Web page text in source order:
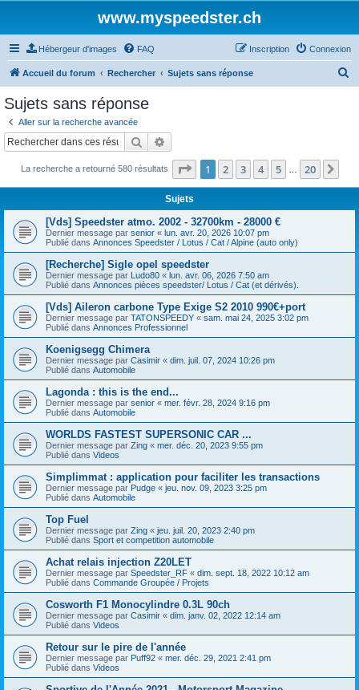
www.myspeedster.ch
Hébergeur d'images FAQ Connexion
Inscription
Accueil du forum Rechercher Sujets sans réponse
c
Sujets sans réponse
Aller sur la recherche avancée
Rechercher
La recherche a retourné 580 résultats Page 1sur20
1 2 3 4 5 20
Sujets
[Vds] Speedster atmo. 2002 - 32700km - 28000 €
Dernier message par senior « lun. avr. 20, 2026 10:07 pm
Publié dans Annonces Speedster / Lotus / Cat / Alpine (auto only)
[Recherche] Sigle opel speedster
Dernier message par Ludo80 « lun. avr. 06, 2026 7:50 am
Publié dans Annonces pièces speedster/ Lotus / Cat (et dérivés).
[Vds] Aileron carbone Type Exige S2 2010 990€+port
Dernier message par TATONSPEEDY « sam. mai 24, 2025 3:02 pm
Publié dans Annonces Professionnel
Koenigsegg Chimera
Dernier message par Casimir « dim. juil. 07, 2024 10:26 pm
Publié dans Automobile
Lagonda : this is the end...
Dernier message par senior « mer. févr. 28, 2024 9:16 pm
Publié dans Automobile
WORLDS FASTEST SUPERSONIC CAR ...
Dernier message par Zing « mer. déc. 20, 2023 9:55 pm
Publié dans Videos
Simplimmat : application pour faciliter les transactions
Dernier message par Pudge « jeu. nov. 09, 2023 3:25 pm
Publié dans Automobile
Top Fuel
Dernier message par Zing « jeu. juil. 20, 2023 2:40 pm
Publié dans Sport et competition automobile
Achat relais injection Z20LET
Dernier message par Speedster_RF « dim. sept. 18, 2022 10:12 am
Publié dans Commande Groupée / Projets
Cosworth F1 Monocylindre 0.3L 90ch
Dernier message par Casimir « dim. janv. 02, 2022 12:14 am
Publié dans Videos
Retour sur le pire de l'année
Dernier message par Puff92 « mer. déc. 29, 2021 2:41 pm
Publié dans Videos